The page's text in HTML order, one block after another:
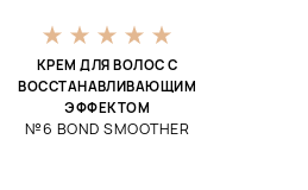
КРЕМ ДЛЯ ВОЛОС С
ВОССТАНАВЛИВАЮЩИМ
ЭФФЕКТОМ
№6 BOND SMOOTHER